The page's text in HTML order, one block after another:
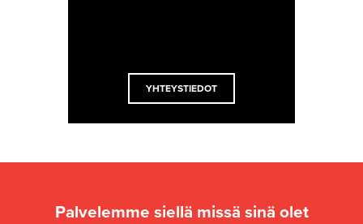
YHTEYSTIEDOT
Palvelemme siellä missä sinä olet